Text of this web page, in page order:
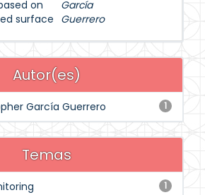
on
surface
García
Guerrero
Autor(es)
1
García Guerrero
Temas
1